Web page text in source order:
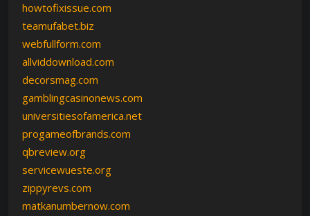
howtofixissue.com
teamufabet.biz
webfullform.com
allviddownload.com
decorsmag.com
gamblingcasinonews.com
universitiesofamerica.net
progameofbrands.com
qbreview.org
servicewueste.org
zippyrevs.com
matkanumbernow.com